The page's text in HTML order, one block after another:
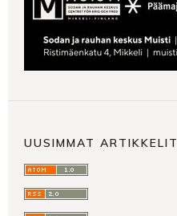
UUSIMMAT ARTIKKELIT